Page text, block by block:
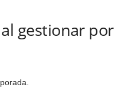
gestionar por